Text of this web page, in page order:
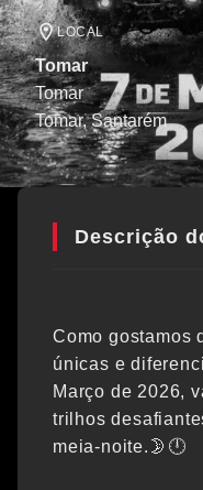
LOCAL
Tomar
Tomar
Tomar, Santarém
Descrição
Como gostamos
únicas e
Março de 2026,
trilhos
meia-noite.🌛🕛